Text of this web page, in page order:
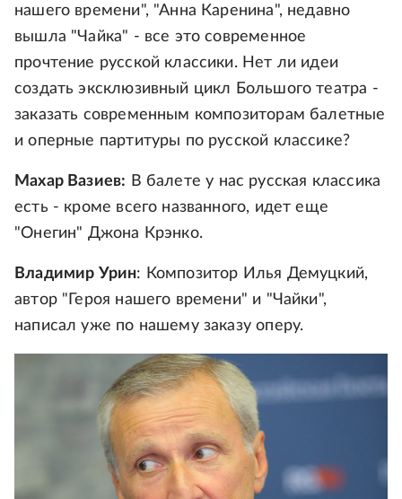
нашего времени", "Анна Каренина", недавно
вышла "Чайка" - все это современное
прочтение русской классики. Нет ли идеи
создать эксклюзивный цикл Большого театра -
заказать современным композиторам балетные
и оперные партитуры по русской классике?
Махар Вазиев: В балете у нас русская классика
есть - кроме всего названного, идет еще
"Онегин" Джона Крэнко.
Владимир Урин: Композитор Илья Демуцкий,
автор "Героя нашего времени" и "Чайки",
написал уже по нашему заказу оперу.